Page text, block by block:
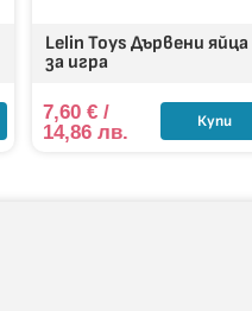
Lelin Toys Дървени яйца
за игра
7,60 €/
14,86 лв.
Купи